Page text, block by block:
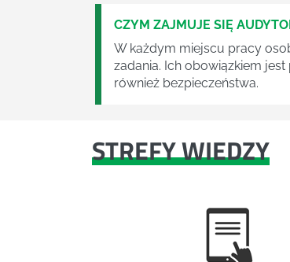
CZYM ZAJMUJE SIĘ
W każdym miejscu pracy
zadania. Ich obowiązkiem
również bezpieczeństwa.
STREFY WIEDZY